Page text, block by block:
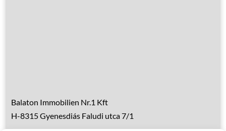
Balaton Immobilien Nr.1 Kft
H-8315 Gyenesdiás Faludi utca 7/1